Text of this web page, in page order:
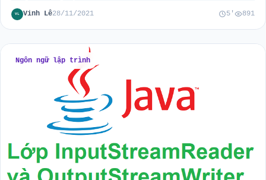
VL Vinh Lê28/11/2021 5' 891
Ngôn ngữ lập trình